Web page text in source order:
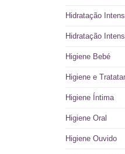
Hidratação
Hidratação
Higiene Bebé
Higiene e
Higiene Íntima
Higiene Oral
Higiene Ouvido